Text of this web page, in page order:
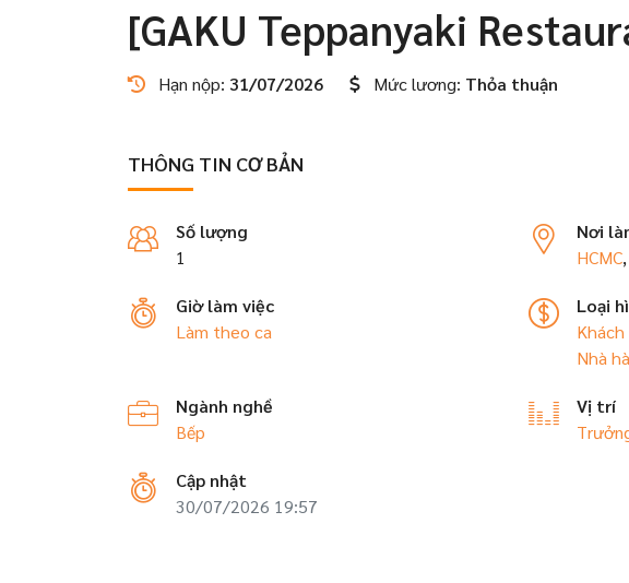
[GAKU Teppanyaki
Hạn nộp: 31/07/2026 Mức lương: Thỏa thuận
THÔNG TIN CƠ BẢN
Số lượng
1
Nơi
HCMC
Giờ làm việc
Làm theo ca
Loại
Nhà
Ngành nghề
Bếp
Vị trí
Cập nhật
30/07/2026 19:57